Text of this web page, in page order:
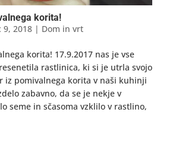
korita!
9, 2018| Dom in vrt
korita! 17.9.2017 nas je vse
rastlinica, ki si je utrla svojo
iz pomivalnega korita v naši kuhinji
zabavno, da se je nekje v
seme in sčasoma vzklilo v rastlino,